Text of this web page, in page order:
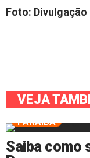
Foto: Divulgação
VEJA
PARAÍBA
Saiba como